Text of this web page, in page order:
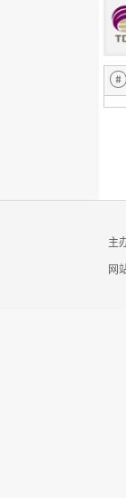
主
网